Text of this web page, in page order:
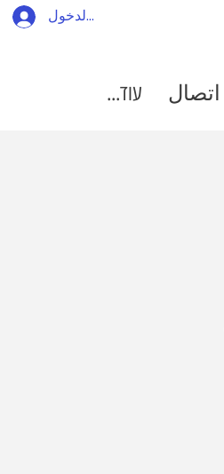
تسجيل الدخول
اتصال עוד...